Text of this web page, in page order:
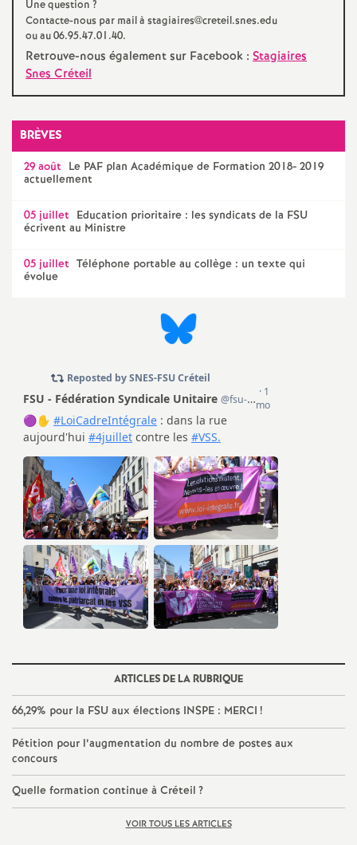
n
s
T
o
u
r
Une question ?
Contacte-nous par mail à stagiaires@creteil.snes.edu
ou au 06.95.47.01.40.
Retrouve-nous également sur Facebook : Stagiaires
Snes Créteil
BRÈVES
29 août Le PAF plan Académique de Formation 2018- 2019
actuellement
05 juillet Education prioritaire : les syndicats de la FSU
écrivent au Ministre
05 juillet Téléphone portable au collège : un texte qui
évolue
ARTICLES DE LA RUBRIQUE
66,29% pour la FSU aux élections INSPE : MERCI !
Pétition pour l’augmentation du nombre de postes aux
concours
Quelle formation continue à Créteil ?
VOIR TOUS LES ARTICLES